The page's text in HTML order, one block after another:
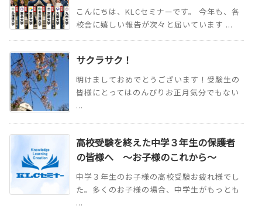
こんにちは、KLCセミナーです。 今年も、各
校舎に嬉しい報告が次々と届いています ...
サクラサク！
明けましておめでとうございます！受験生の
皆様にとってはのんびりお正月気分でもない
...
高校受験を終えた中学３年生の保護者
の皆様へ ～お子様のこれから～
中学３年生のお子様の高校受験お疲れ様でし
た。多くのお子様の場合、中学生がもっとも
...